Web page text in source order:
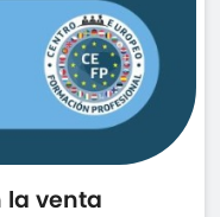
la venta